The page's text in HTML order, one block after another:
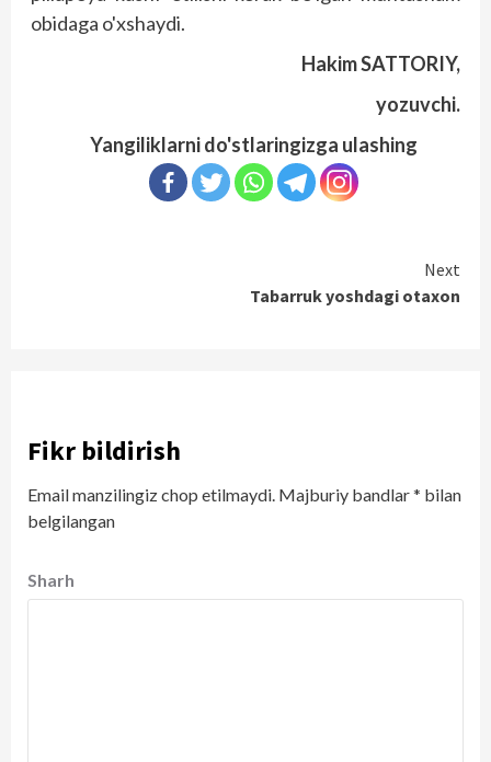
obidaga o'xshaydi.
Hakim SATTORIY,
yozuvchi.
Yangiliklarni do'stlaringizga ulashing
Next
Tabarruk yoshdagi otaxon
Fikr bildirish
Email manzilingiz chop etilmaydi. Majburiy bandlar* bilan
belgilangan
Sharh